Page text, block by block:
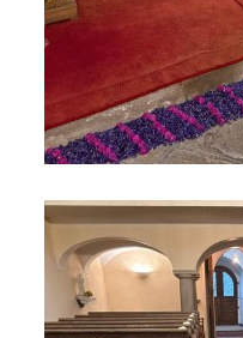
HUDEBNÍ KOUTEK
FOTOALBUM
ODKAZY